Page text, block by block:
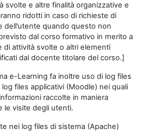
svolte e altre finalità organizzative e
ridotti in caso di richieste di
dell’utente quando questo non
dal corso formativo in merito a
di attività svolte o altri elementi
dal docente titolare del corso.]
e-Learning fa inoltre uso di log files
files applicativi (Moodle) nei quali
raccolte in maniera
le visite degli utenti.
nei log files di sistema (Apache)